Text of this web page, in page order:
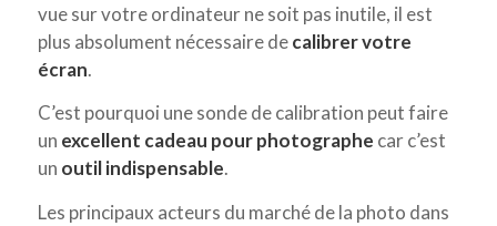
vue sur votre ordinateur ne soit pas inutile, il est
plus absolument nécessaire decalibrer votre
écran.
C’est pourquoi une sonde de calibration peut faire
un excellent cadeau pour photographe car c’est
un outil indispensable.
Les principaux acteurs du marché de la photo dans